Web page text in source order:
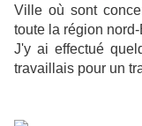
Ville où sont
toute la région
J'y ai effectué
travaillais pour un